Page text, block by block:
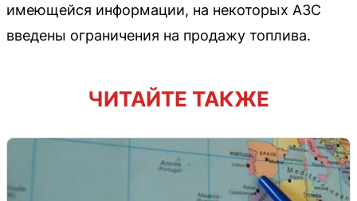
имеющейся информации, на некоторых АЗС
введены ограничения на продажу топлива.
ЧИТАЙТЕ ТАКЖЕ